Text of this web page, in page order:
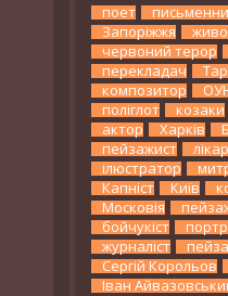
поет
Запоріжжя
червоний терор
перекладач
композитор
поліглот
козаки
актор
Харків
пейзажист
лікар
ілюстратор
Капніст
Київ
Московія
бойчукіст
журналіст
Сергій Корольов
Іван